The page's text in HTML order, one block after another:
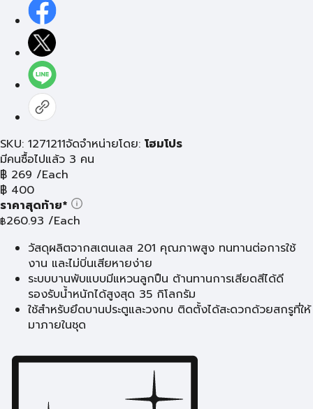
SKU: 1271211จัดจำหน่ายโดย: โฮมโปร
มีคนซื้อไปแล้ว 3 คน
฿ 269 /Each
฿ 400
ราคาสุดท้าย*
฿260.93 /Each
วัสดุผลิตจากสเตนเลส 201 คุณภาพสูง ทนทานต่อการใช้
งาน และไม่บิ่นเสียหายง่าย
ระบบบานพับแบบมีแหวนลูกปืน ต้านทานการเสียดสีได้ดี
รองรับน้ำหนักได้สูงสุด 35 กิโลกรัม
ใช้สำหรับยึดบานประตูและวงกบ ติดตั้งได้สะดวกด้วยสกรูที่ให้
มาภายในชุด